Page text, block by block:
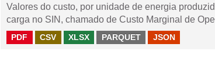
Valores do custo, por unidade de energia
carga no SIN, chamado de Custo Marginal de
PDF CSV XLSX PARQUET JSON